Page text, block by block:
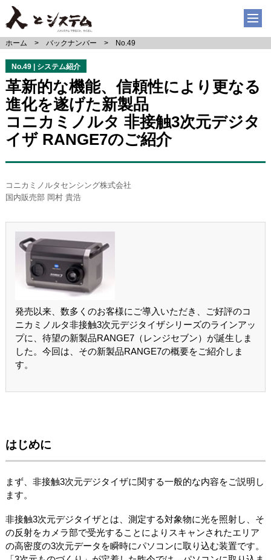
ホーム バックナンバー No.49
No.49 | システム紹介
革新的な機能、信頼性により更なる
進化を遂げた新製品
コニカミノルタ 非接触3次元デジタ
イザ RANGE7のご紹介
コニカミノルタセンシング株式会社
国内販売部 岡村 貴浩
発売以来、数多くのお客様にご導入いただき、ご好評のコ
ニカミノルタ非接触3次元デジタイザシリーズのラインアッ
プに、待望の新製品RANGE7（レンジセブン）が誕生しま
した。今回は、その新製品RANGE7の概要をご紹介しま
す。
はじめに
まず、非接触3次元デジタイザに関する一般的な内容をご説明し
ます。
非接触3次元デジタイザとは、測定する対象物に光を照射し、そ
の反射をカメラ部で受光することによりスキャンされたエリア
の高密度の3次元データを瞬時にパソコンに取り込む装置です。